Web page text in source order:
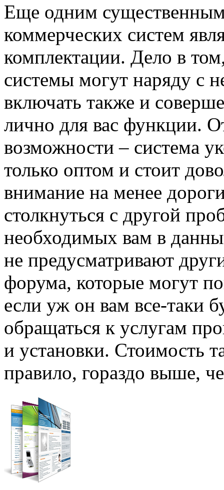
Еще одним
коммерческих систем
комплектации. Дело в
системы могут наряду с
включать также и
лично для вас функции.
возможности – система
только оптом и стоит
внимание на менее
столкнуться с другой
необходимых вам в
не предусматривают
форума, которые могут
если уж он вам все-таки
обращаться к услугам
и установки. Стоимость
правило, гораздо выше,